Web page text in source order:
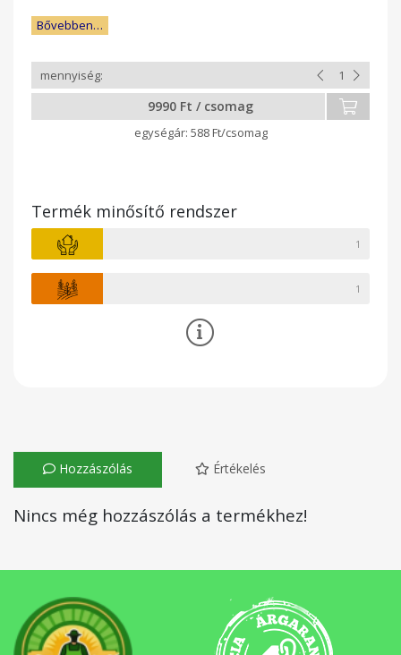
Bővebben…
9990 Ft / csomag
588 Ft/csomag
Termék minősítő rendszer
1
1
Hozzászólás Értékelés
Nincs még hozzászólás a termékhez!